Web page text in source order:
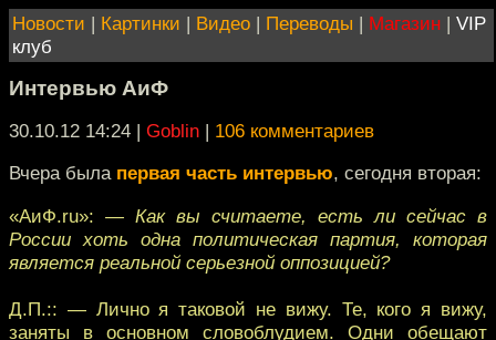
Новости | Картинки | Видео | Переводы | Магазин | VIP
клуб
Интервью АиФ
30.10.12 14:24 | Goblin | 106 комментариев
Вчера была первая часть интервью, сегодня вторая:
«АиФ.ru»: — Как вы считаете, есть ли сейчас в
России хоть одна политическая партия, которая
является реальной серьезной оппозицией?
Д.П.:: — Лично я таковой не вижу. Те, кого я вижу,
заняты в основном словоблудием. Одни обещают